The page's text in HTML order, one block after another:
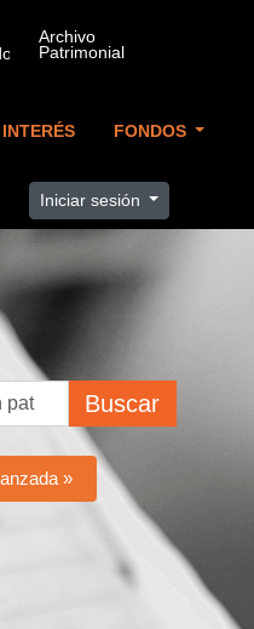
FONDOS
Iniciar sesión
Buscar
»